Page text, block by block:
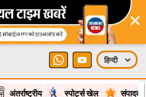
स्पोर्ट्स खेल
strength at